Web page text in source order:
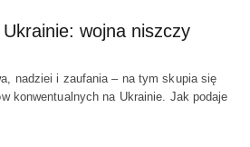
wojna niszczy
nadziei i zaufania – na tym skupia się
konwentualnych na Ukrainie. Jak podaje